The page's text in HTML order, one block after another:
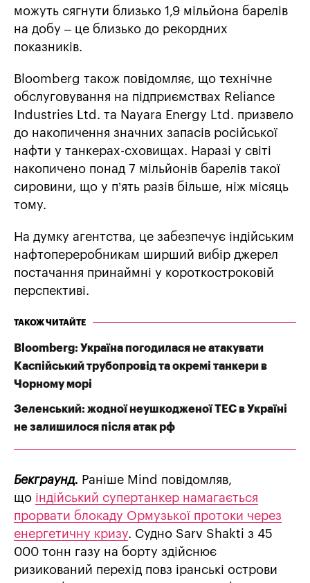
можуть сягнути близько 1,9 мільйона барелів
на добу – це близько до рекордних
показників.
Bloomberg також повідомляє, що технічне
обслуговування на підприємствах Reliance
Industries Ltd. та Nayara Energy Ltd. призвело
до накопичення значних запасів російської
нафти у танкерах-сховищах. Наразі у світі
накопичено понад 7 мільйонів барелів такої
сировини, що у п’ять разів більше, ніж місяць
тому.
На думку агентства, це забезпечує індійським
нафтопереробникам ширший вибір джерел
постачання принаймні у короткостроковій
перспективі.
ТАКОЖ ЧИТАЙТЕ
Bloomberg: Україна погодилася не атакувати
Каспійський трубопровід та окремі танкери в
Чорному морі
Зеленський: жодної неушкодженої ТЕС в Україні
не залишилося після атак рф
Бекграунд. Раніше Mind повідомляв,
що індійський супертанкер намагається
прорвати блокаду Ормузької протоки через
енергетичну кризу. Судно Sarv Shakti з 45
000 тонн газу на борту здійснює
ризикований перехід повз іранські острови